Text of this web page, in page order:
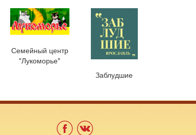
Семейный центр
"Лукоморье"
Заблудшие